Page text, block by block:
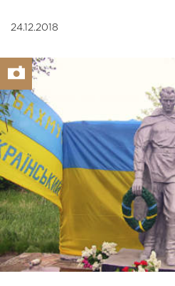
24.12.2018